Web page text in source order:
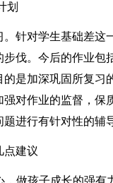
划
。针对学生基础差这
伐。今后的作业包
是加深巩固所复
对作业的监督，
进行有针对性的辅
点建议
，做孩子成长的强